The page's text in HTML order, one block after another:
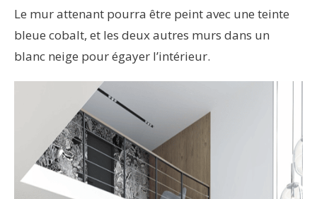
Le mur attenant pourra être peint avec une teinte
bleue cobalt, et les deux autres murs dans un
blanc neige pour égayer l’intérieur.